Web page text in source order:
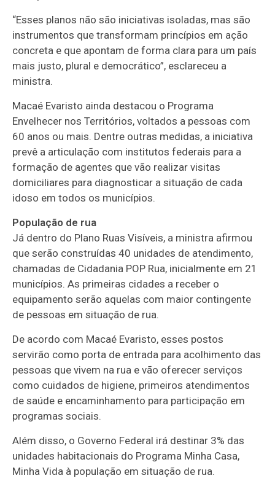
“Esses planos não são iniciativas isoladas, mas são
instrumentos que transformam princípios em ação
concreta e que apontam de forma clara para um país
mais justo, plural e democrático”, esclareceu a
ministra.
Macaé Evaristo ainda destacou o Programa
Envelhecer nos Territórios, voltados a pessoas com
60 anos ou mais. Dentre outras medidas, a iniciativa
prevê a articulação com institutos federais para a
formação de agentes que vão realizar visitas
domiciliares para diagnosticar a situação de cada
idoso em todos os municípios.
População de rua
Já dentro do Plano Ruas Visíveis, a ministra afirmou
que serão construídas 40 unidades de atendimento,
chamadas de Cidadania POP Rua, inicialmente em 21
municípios. As primeiras cidades a receber o
equipamento serão aquelas com maior contingente
de pessoas em situação de rua.
De acordo com Macaé Evaristo, esses postos
servirão como porta de entrada para acolhimento das
pessoas que vivem na rua e vão oferecer serviços
como cuidados de higiene, primeiros atendimentos
de saúde e encaminhamento para participação em
programas sociais.
Além disso, o Governo Federal irá destinar 3% das
unidades habitacionais do Programa Minha Casa,
Minha Vida à população em situação de rua.